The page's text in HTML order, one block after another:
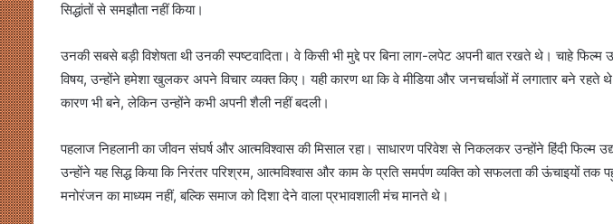
सिद्धांतों से समझौता नहीं किया।
उनकी सबसे बड़ी विशेषता थी उनकी स्पष्टवादिता। वे किसी भी मुद्दे पर बिना लाग-लपेट अपनी बात रखते थे। चाहे फिल्म
विषय, उन्होंने हमेशा खुलकर अपने विचार व्यक्त किए। यही कारण था कि वे मीडिया और जनचर्चाओं में लगातार बने रहते
कारण भी बने, लेकिन उन्होंने कभी अपनी शैली नहीं बदली।
पहलाज निहलानी का जीवन संघर्ष और आत्मविश्वास की मिसाल रहा। साधारण परिवेश से निकलकर उन्होंने हिंदी फिल्म
उन्होंने यह सिद्ध किया कि निरंतर परिश्रम, आत्मविश्वास और काम के प्रति समर्पण व्यक्ति को सफलता की ऊंचाइयों
मनोरंजन का माध्यम नहीं, बल्कि समाज को दिशा देने वाला प्रभावशाली मंच मानते थे।